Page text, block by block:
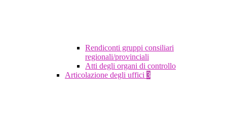
Rendiconti gruppi consiliari
regionali/provinciali
Atti degli organi di controllo
Articolazione degli uffici 3